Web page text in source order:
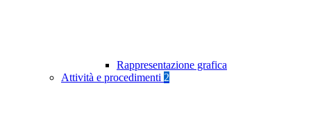
Rappresentazione grafica
Attività e procedimenti 2